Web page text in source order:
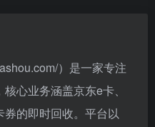
）是一家专注
心业务涵盖京东e卡、
的即时回收。平台以